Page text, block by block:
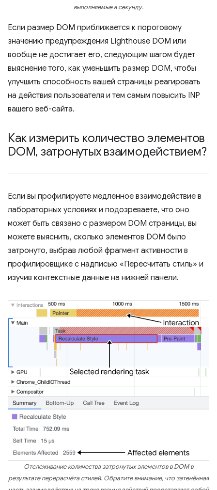
выполняемые в секунду.
Если размер DOM приближается к пороговому
значению предупреждения Lighthouse DOM или
вообще не достигает его, следующим шагом будет
выяснение того, как уменьшить размер DOM, чтобы
улучшить способность вашей страницы реагировать
на действия пользователя и тем самым повысить INP
вашего веб-сайта.
Как измерить количество элементов
DOM, затронутых взаимодействием?
Если вы профилируете медленное взаимодействие в
лабораторных условиях и подозреваете, что оно
может быть связано с размером DOM страницы, вы
можете выяснить, сколько элементов DOM было
затронуто, выбрав любой фрагмент активности в
профилировщике с надписью «Пересчитать стиль» и
изучив контекстные данные на нижней панели.
Отслеживание количества затронутых элементов в DOM в
результате перерасчёта стилей. Обратите внимание, что затенённая